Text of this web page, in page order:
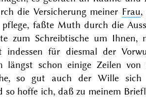
die Versicherung meiner Frau,
faßte Muth durch die
zum Schreibtische um Ihnen,
indessen für diesmal der
längst schon einige Zeilen
so gut auch der Wille
so hoffe ich, daß zu meinem